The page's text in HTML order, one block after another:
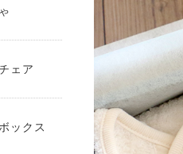
ェア
ックス